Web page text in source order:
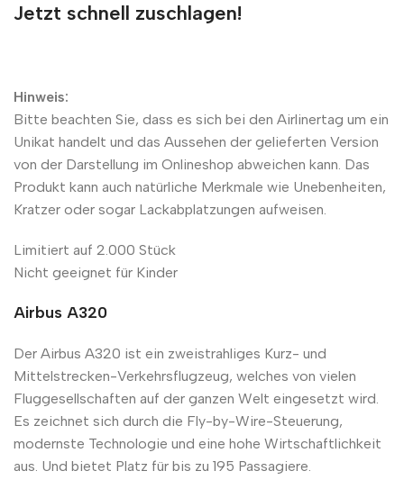
Jetzt schnell zuschlagen!
Hinweis:
Bitte beachten Sie, dass es sich bei den Airlinertag um ein
Unikat handelt und das Aussehen der gelieferten Version
von der Darstellung im Onlineshop abweichen kann. Das
Produkt kann auch natürliche Merkmale wie Unebenheiten,
Kratzer oder sogar Lackabplatzungen aufweisen.
Limitiert auf 2.000 Stück
Nicht geeignet für Kinder
Airbus A320
Der Airbus A320 ist ein zweistrahliges Kurz- und
Mittelstrecken-Verkehrsflugzeug, welches von vielen
Fluggesellschaften auf der ganzen Welt eingesetzt wird.
Es zeichnet sich durch die Fly-by-Wire-Steuerung,
modernste Technologie und eine hohe Wirtschaftlichkeit
aus. Und bietet Platz für bis zu 195 Passagiere.